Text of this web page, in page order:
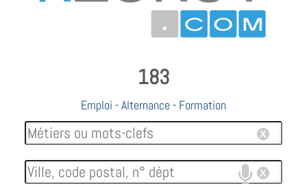
183
Emploi -Alternance - Formation